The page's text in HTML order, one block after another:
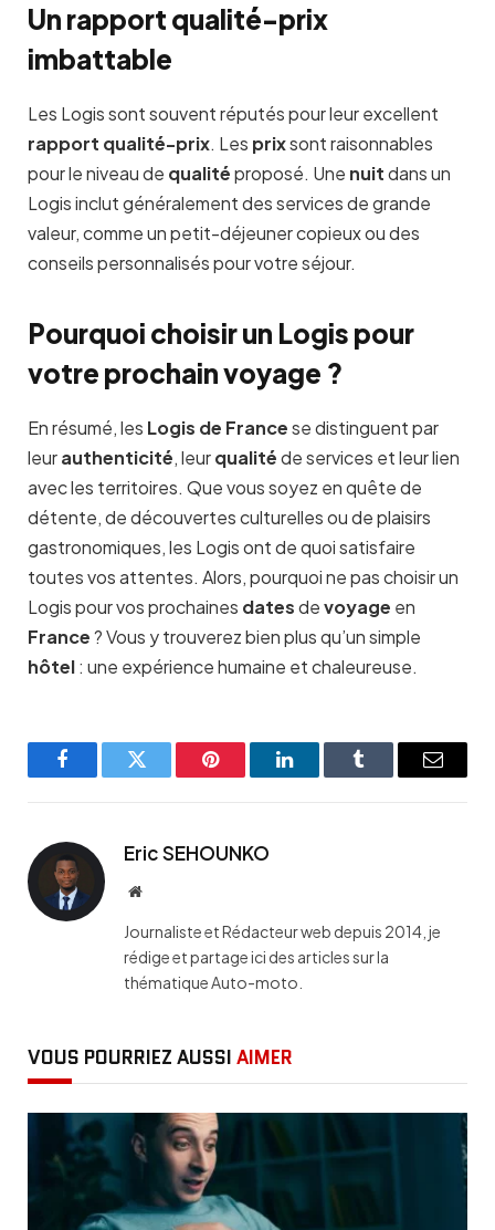
Un rapport qualité-prix
imbattable
Les Logis sont souvent réputés pour leur excellent
rapport qualité-prix. Les prixsont raisonnables
pour le niveau de qualitéproposé. Une nuitdans un
Logis inclut généralement des services de grande
valeur, comme un petit-déjeuner copieux ou des
conseils personnalisés pour votre séjour.
Pourquoi choisir un Logis pour
votre prochain voyage ?
En résumé, les Logis de Francese distinguent par
leurauthenticité, leurqualitéde services et leur lien
avec les territoires. Que vous soyez en quête de
détente, de découvertes culturelles ou de plaisirs
gastronomiques, les Logis ont de quoi satisfaire
toutes vos attentes. Alors, pourquoi ne pas choisir un
Logis pour vos prochaines datesdevoyage en
France? Vous y trouverez bien plus qu’un simple
hôtel: une expérience humaine et chaleureuse.
FacebookTwitter Pinterest LinkedInTumblr Email
Eric SEHOUNKO
Website
Journaliste et Rédacteur web depuis 2014, je
rédige et partage ici des articles sur la
thématique Auto-moto.
VOUS POURRIEZ AUSSI AIMER